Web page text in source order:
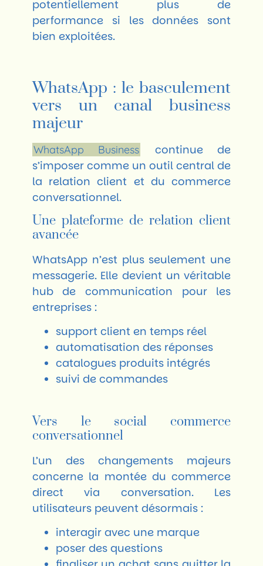
potentiellement plus de
performance si les données sont
bien exploitées.
WhatsApp : le basculement
vers un canal business
majeur
WhatsApp Business
continue de
s’imposer comme un outil central de
la relation client et du commerce
conversationnel.
Une plateforme de relation client
avancée
WhatsApp n’est plus seulement une
messagerie. Elle devient un véritable
hub de communication pour les
entreprises :
support client en temps réel
automatisation des réponses
catalogues produits intégrés
suivi de commandes
Vers le social commerce
conversationnel
L’un des changements majeurs
concerne la montée du commerce
direct via conversation. Les
utilisateurs peuvent désormais :
interagir avec une marque
poser des questions